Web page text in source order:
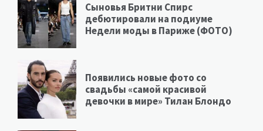
Сыновья Бритни Спирс
дебютировали на подиуме
Недели моды в Париже (ФОТО)
Появились новые фото со
свадьбы «самой красивой
девочки в мире» Тилан Блондо